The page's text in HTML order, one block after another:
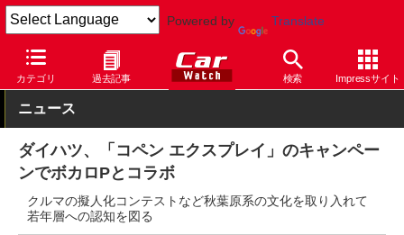
Powered by Translate
カテゴリ 過去記事 検索 Impressサイト
Car Watch 自動車 ダイハツ コペン
ニュース
ダイハツ、「コペン エクスプレイ」のキャンペー
ンでボカロPとコラボ
クルマの擬人化コンテストなど秋葉原系の文化を取り入れて
若年層への認知を図る